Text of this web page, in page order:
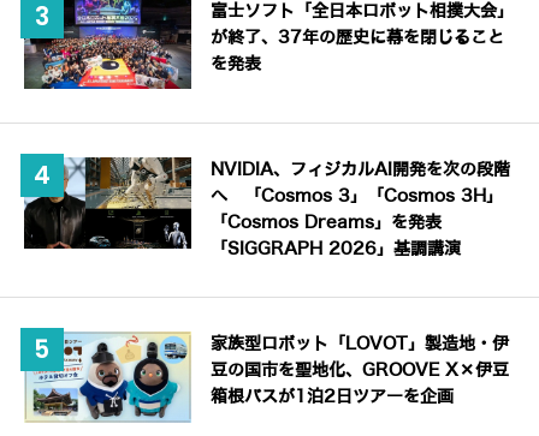
富士ソフト「全日本ロボット相撲大会」
が終了、37年の歴史に幕を閉じること
を発表
NVIDIA、フィジカルAI開発を次の段階
へ 「Cosmos 3」「Cosmos 3H」
「Cosmos Dreams」を発表
「SIGGRAPH 2026」基調講演
家族型ロボット「LOVOT」製造地・伊
豆の国市を聖地化、GROOVE X×伊豆
箱根バスが1泊2日ツアーを企画